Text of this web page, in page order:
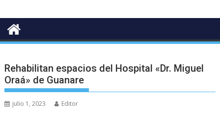
Rehabilitan espacios del Hospital «Dr. Miguel
Oraá» de Guanare
julio 1, 2023 Editor